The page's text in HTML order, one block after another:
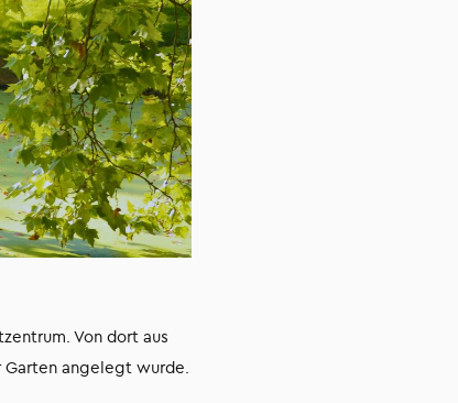
Von dort aus
Garten angelegt wurde.